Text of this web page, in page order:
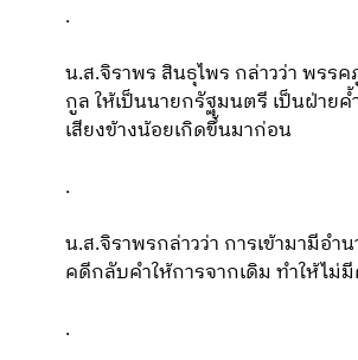
.
น.ส.จิราพร สินธุไพร กล่าวว่า พรร
กูล ให้เป็นนายกรัฐมนตรี เป็นฝ่าย
เสียงข้างน้อยเกิดขึ้นมาก่อน
.
น.ส.จิราพรกล่าวว่า การเข้ามามีอ
คดีกลับคำให้การจากเดิม ทำให้ไม่
.